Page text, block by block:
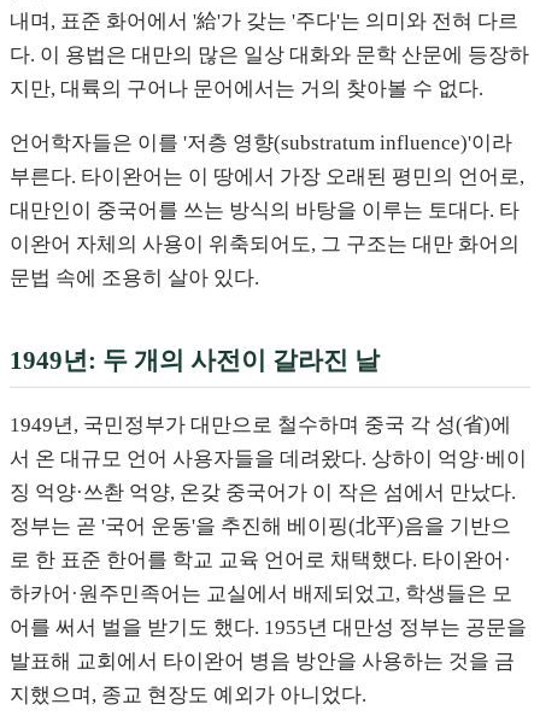
내며, 표준 화어에서 '給'가 갖는 '주다'는 의미와 전혀 다르
다. 이 용법은 대만의 많은 일상 대화와 문학 산문에 등장하
지만, 대륙의 구어나 문어에서는 거의 찾아볼 수 없다.
언어학자들은 이를 '저층 영향(substratum influence)'이라
부른다. 타이완어는 이 땅에서 가장 오래된 평민의 언어로,
대만인이 중국어를 쓰는 방식의 바탕을 이루는 토대다. 타
이완어 자체의 사용이 위축되어도, 그 구조는 대만 화어의
문법 속에 조용히 살아 있다.
1949년: 두 개의 사전이 갈라진 날
1949년, 국민정부가 대만으로 철수하며 중국 각 성(省)에
서 온 대규모 언어 사용자들을 데려왔다. 상하이 억양·베이
징 억양·쓰촨 억양, 온갖 중국어가 이 작은 섬에서 만났다.
정부는 곧 '국어 운동'을 추진해 베이핑(北平)음을 기반으
로 한 표준 한어를 학교 교육 언어로 채택했다. 타이완어·
하카어·원주민족어는 교실에서 배제되었고, 학생들은 모
어를 써서 벌을 받기도 했다. 1955년 대만성 정부는 공문을
발표해 교회에서 타이완어 병음 방안을 사용하는 것을 금
지했으며, 종교 현장도 예외가 아니었다.